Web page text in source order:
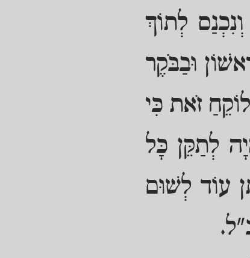
לְתוֹךְ
וּבַבֹּקֶר
זֹאת כִּי
לְתַקֵּן כָּל
עוֹד לְשׁוּם